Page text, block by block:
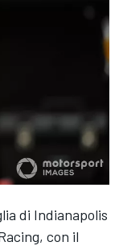
di Indianapolis
con il